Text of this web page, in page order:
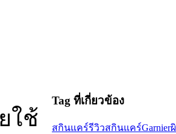
ใช้
Tag ที่เกี่ยวข้อง
สกินแคร์รีวิวสกินแคร์Garnier